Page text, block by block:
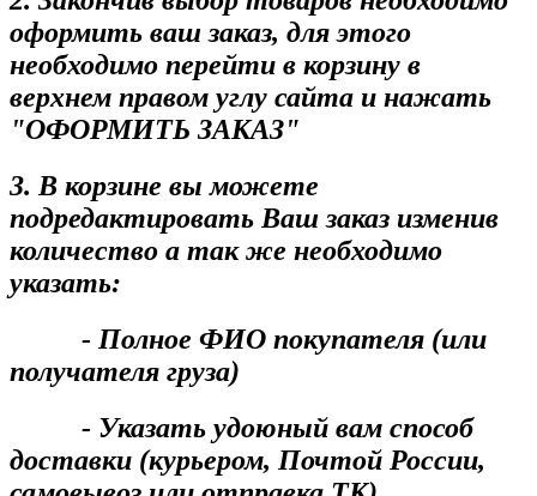
оформить ваш заказ, для этого
необходимо перейти в корзину в
верхнем правом углу сайта и нажать
"ОФОРМИТЬ ЗАКАЗ"
3. В корзине вы можете
подредактировать Ваш заказ изменив
количество а так же необходимо
указать:
- Полное ФИО покупателя (или
получателя груза)
- Указать удоюный вам способ
доставки (курьером, Почтой России,